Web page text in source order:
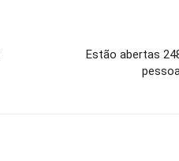
Estão abertas